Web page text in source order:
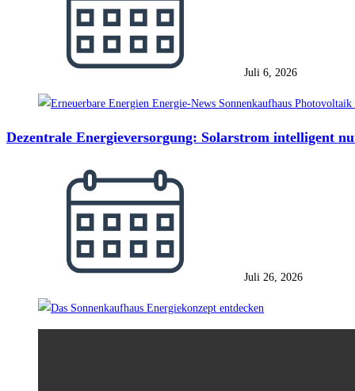
Juli 6, 2026
Dezentrale Energieversorgung: Solarstrom intelligent
Juli 26, 2026